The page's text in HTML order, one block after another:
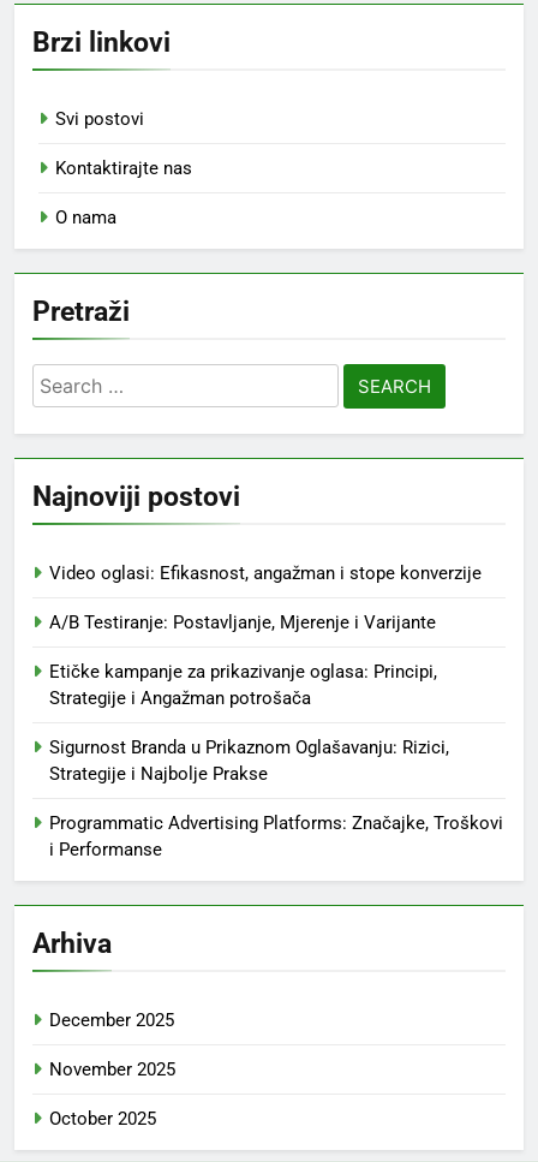
Brzi linkovi
Svi postovi
Kontaktirajte nas
O nama
Pretraži
Search
for:
Najnoviji postovi
Video oglasi: Efikasnost, angažman i stope konverzije
A/B Testiranje: Postavljanje, Mjerenje i Varijante
Etičke kampanje za prikazivanje oglasa: Principi,
Strategije i Angažman potrošača
Sigurnost Branda u Prikaznom Oglašavanju: Rizici,
Strategije i Najbolje Prakse
Programmatic Advertising Platforms: Značajke, Troškovi
i Performanse
Arhiva
December 2025
November 2025
October 2025